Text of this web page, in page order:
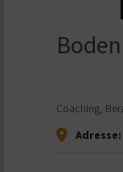
Coaching,
Adresse: